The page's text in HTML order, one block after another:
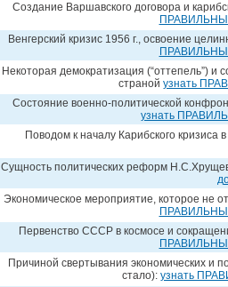
Создание Варшавского договора и
Венгерский кризис 1956 г., освоение
Некоторая демократизация (“оттепель”) и
страной узнать
Состояние военно-политической
узнать
Поводом к началу Карибского кризиса
Сущность политических реформ
Экономическое мероприятие, которое не
Первенство СССР в космосе и
Причиной свертывания экономических и
стало): узнать